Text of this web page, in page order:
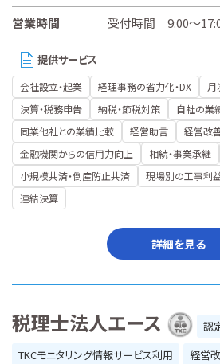
営業時間
受付時間 9:00～
提供サービス
会社設立・起業 経理事務の省力化・DX 月
決算・税務申告
納税・節税対策 自社の業
同業他社との業績比較
経営助言
経営改
金融機関からの信用力向上
相続・事業承継
小規模共済・倒産防止共済
現場別の工事利
連結決算
詳細を見る
税理士法人エース
認
TKCモニタリング情報サービス利用
経営